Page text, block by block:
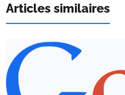
Articles similaires